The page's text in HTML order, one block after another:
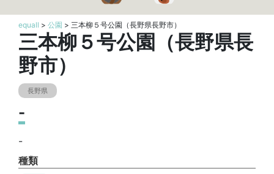
equall > 公園 > 三本柳５号公園（長野県長野市）
三本柳５号公園（長野県長
野市）
長野県
-
-
種類